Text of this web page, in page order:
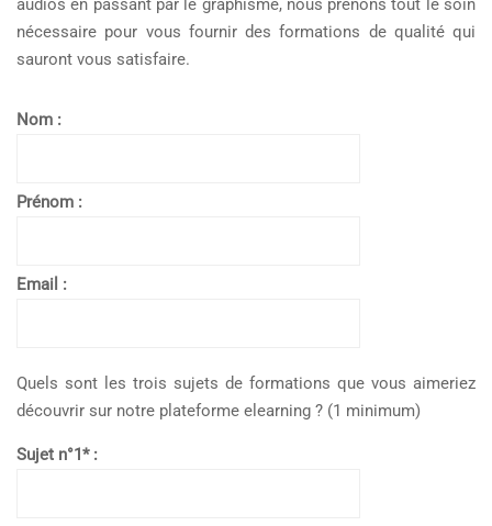
audios en passant par le graphisme, nous prenons tout le soin
nécessaire pour vous fournir des formations de qualité qui
sauront vous satisfaire.
Nom :
Prénom :
Email :
Quels sont les trois sujets de formations que vous aimeriez
découvrir sur notre plateforme elearning ? (1 minimum)
Sujet n°1* :